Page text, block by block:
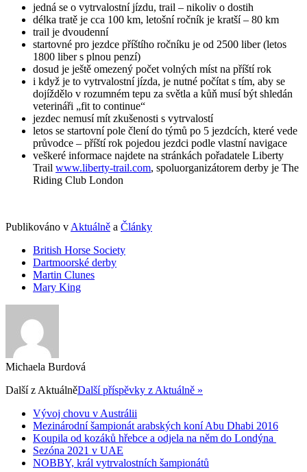
jedná se o vytrvalostní jízdu, trail – nikoliv o dostih
délka tratě je cca 100 km, letošní ročník je kratší – 80 km
trail je dvoudenní
startovné pro jezdce příštího ročníku je od 2500 liber (letos
1800 liber s plnou penzí)
dosud je ještě omezený počet volných míst na příští rok
i když je to vytrvalostní jízda, je nutné počítat s tím, aby se
dojíždělo v rozumném tepu za světla a kůň musí být shledán
veterináři „fit to continue“
jezdec nemusí mít zkušenosti s vytrvalostí
letos se startovní pole člení do týmů po 5 jezdcích, které vede
průvodce – příští rok pojedou jezdci podle vlastní navigace
veškeré informace najdete na stránkách pořadatele Liberty
Trail www.liberty-trail.com, spoluorganizátorem derby je The
Riding Club London
Publikováno v Aktuálně a Články
British Horse Society
Dartmoorské derby
Martin Clunes
Mary King
Michaela Burdová
Další z AktuálněDalší příspěvky z Aktuálně »
Vývoj chovu v Austrálii
Mezinárodní šampionát arabských koní Abu Dhabi 2016
Koupila od kozáků hřebce a odjela na něm do Londýna
Sezóna 2021 v UAE
NOBBY, král vytrvalostních šampionátů